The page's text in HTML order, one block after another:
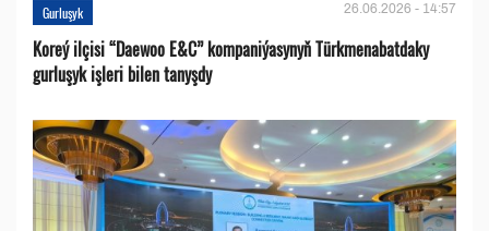
Gurluşyk 26.06.2026 - 14:57
Koreý ilçisi “Daewoo E&C” kompaniýasynyň Türkmenabatdaky
gurluşyk işleri bilen tanyşdy